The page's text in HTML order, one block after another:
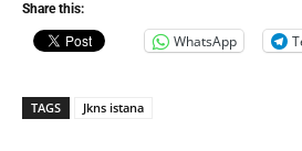
Share this:
WhatsApp
TAGS Jkns istana